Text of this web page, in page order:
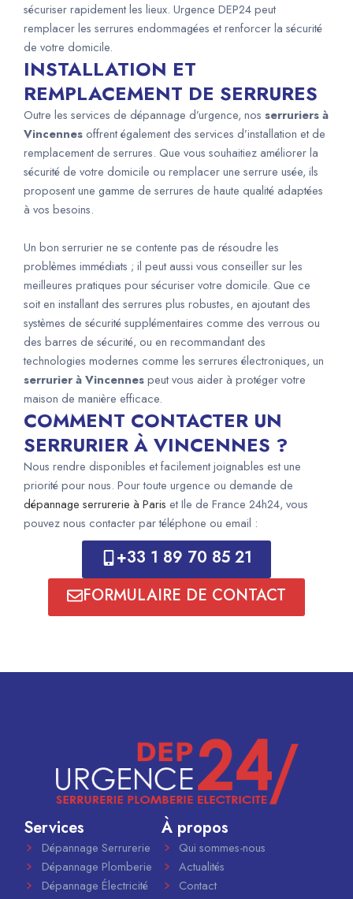
sécuriser rapidement les lieux. Urgence DEP24 peut
remplacer les serrures endommagées et renforcer la sécurité
de votre domicile.
INSTALLATION ET
REMPLACEMENT DE SERRURES
Outre les services de dépannage d’urgence, nos serruriers à
Vincennesoffrent également des services d’installation et de
remplacement de serrures. Que vous souhaitiez améliorer la
sécurité de votre domicile ou remplacer une serrure usée, ils
proposent une gamme de serrures de haute qualité adaptées
à vos besoins.
Un bon serrurier ne se contente pas de résoudre les
problèmes immédiats ; il peut aussi vous conseiller sur les
meilleures pratiques pour sécuriser votre domicile. Que ce
soit en installant des serrures plus robustes, en ajoutant des
systèmes de sécurité supplémentaires comme des verrous ou
des barres de sécurité, ou en recommandant des
technologies modernes comme les serrures électroniques, un
serrurier à Vincennespeut vous aider à protéger votre
maison de manière efficace.
COMMENT CONTACTER UN
SERRURIER À VINCENNES ?
Nous rendre disponibles et facilement joignables est une
priorité pour nous. Pour toute urgence ou demande de
dépannage serrurerie à Paris et Ile de France 24h24, vous
pouvez nous contacter par téléphone ou email :
+33 1 89 70 85 21
FORMULAIRE DE CONTACT
Services
Dépannage Serrurerie
Dépannage Plomberie
Dépannage Électricité
À propos
Qui sommes-nous
Actualités
Contact